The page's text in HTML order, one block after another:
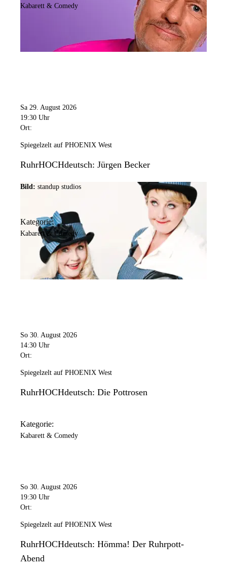
Kabarett & Comedy
Sa 29. August 2026
19:30 Uhr
Ort:
Spiegelzelt auf PHOENIX West
RuhrHOCHdeutsch: Jürgen Becker
Bild: standup studios
Kategorie:
Kabarett & Comedy
So 30. August 2026
14:30 Uhr
Ort:
Spiegelzelt auf PHOENIX West
RuhrHOCHdeutsch: Die Pottrosen
Kategorie:
Kabarett & Comedy
So 30. August 2026
19:30 Uhr
Ort:
Spiegelzelt auf PHOENIX West
RuhrHOCHdeutsch: Hömma! Der Ruhrpott-
Abend